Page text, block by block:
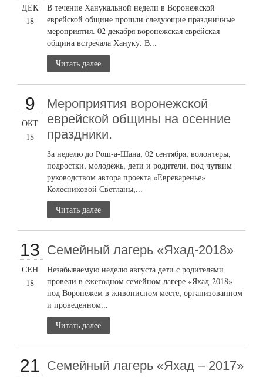
ДЕК
18
В течение Ханукальной недели в Воронежской
еврейской общине прошли следующие праздничные
мероприятия. 02 декабря воронежская еврейская
община встречала Хануку. В...
Читать далее
9
ОКТ
18
Мероприятия воронежской
еврейской общины на осенние
праздники.
За неделю до Рош-а-Шана, 02 сентября, волонтеры,
подростки, молодежь, дети и родители, под чутким
руководством автора проекта «Евреваренье»
Колесниковой Светланы,...
Читать далее
13
СЕН
18
Семейный лагерь «Яхад-2018»
Незабываемую неделю августа дети с родителями
провели в ежегодном семейном лагере «Яхад-2018»
под Воронежем в живописном месте, организованном
и проведенном...
Читать далее
21 Семейный лагерь «Яхад – 2017»